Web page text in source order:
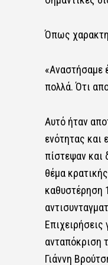
Όπως
«Αναστήσαμε
πολλά. Ότι
Αυτό ήταν
ενότητας και
πίστεψαν και
θέμα
καθυστέρηση
ανταπόκριση
Γιάννη